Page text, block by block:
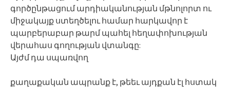
գործընթացում արդիականության մթնոլորտ ու
միջակայք ստեղծելու համար հարկավոր է
պարբերաբար թարմ պահել հեղափոխության
վերահաս գողության վտանգը:
Այժմ դա սպառվող
քաղաքական ապրանք է, թեեւ այդքան էլ հստակ